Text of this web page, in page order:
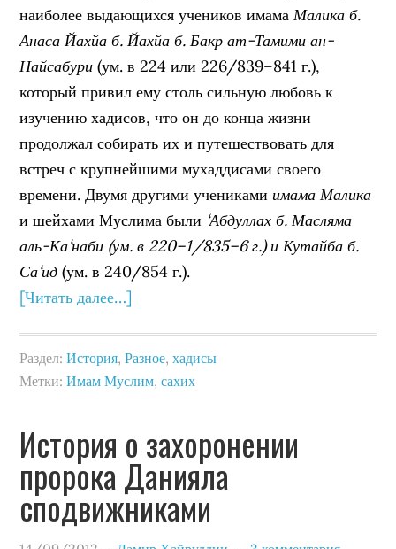
наиболее выдающихся учеников имамаМалика б.
Анаса Йахйа б. Йахйа б. Бакр ат-Тамими ан-
Найсабури (ум. в 224 или 226/839–841 г.),
который привил ему столь сильную любовь к
изучению хадисов, что он до конца жизни
продолжал собирать их и путешествовать для
встреч с крупнейшими мухаддисами своего
времени. Двумя другими учениками имама Малика
и шейхами Муслима были ‘Абдуллах б. Масляма
аль-Ка‘наби (ум. в 220–1/835–6 г.) и Кутайба б.
Са‘ид (ум. в 240/854 г.).
[Читать далее…]
Раздел:История,Разное,хадисы
Метки:Имам Муслим,сахих
История о захоронении
пророка Данияла
сподвижниками